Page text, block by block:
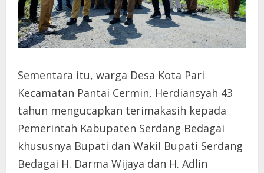
Sementara itu, warga Desa Kota Pari
Kecamatan Pantai Cermin, Herdiansyah 43
tahun mengucapkan terimakasih kepada
Pemerintah Kabupaten Serdang Bedagai
khususnya Bupati dan Wakil Bupati Serdang
Bedagai H. Darma Wijaya dan H. Adlin